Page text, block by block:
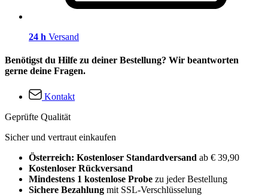
24 h Versand
Benötigst du Hilfe zu deiner Bestellung? Wir beantworten
gerne deine Fragen.
Kontakt
Geprüfte Qualität
Sicher und vertraut einkaufen
Österreich: Kostenloser Standardversand ab € 39,90
Kostenloser Rückversand
Mindestens 1 kostenlose Probe zu jeder Bestellung
Sichere Bezahlung mit SSL-Verschlüsselung